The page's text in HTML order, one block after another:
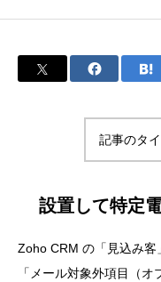
記事のタ
設置して特定
Zoho CRM の「見込み客
「メール対象外項目（オ